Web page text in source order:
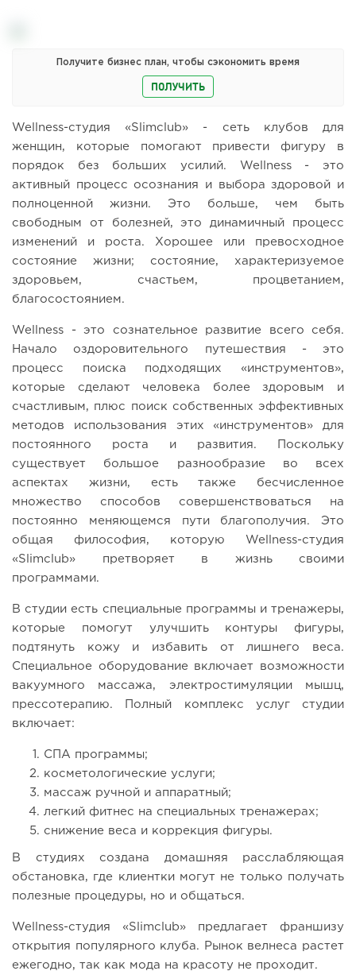
Получите бизнес план, чтобы сэкономить время
ПОЛУЧИТЬ
Wellness-студия «Slimclub» - сеть клубов для
женщин, которые помогают привести фигуру в
порядок без больших усилий. Wellness - это
активный процесс осознания и выбора здоровой и
полноценной жизни. Это больше, чем быть
свободным от болезней, это динамичный процесс
изменений и роста. Хорошее или превосходное
состояние жизни; состояние, характеризуемое
здоровьем, счастьем, процветанием,
благосостоянием.
Wellness - это сознательное развитие всего себя.
Начало оздоровительного путешествия - это
процесс поиска подходящих «инструментов»,
которые сделают человека более здоровым и
счастливым, плюс поиск собственных эффективных
методов использования этих «инструментов» для
постоянного роста и развития. Поскольку
существует большое разнообразие во всех
аспектах жизни, есть также бесчисленное
множество способов совершенствоваться на
постоянно меняющемся пути благополучия. Это
общая философия, которую Wellness-студия
«Slimclub» претворяет в жизнь своими
программами.
В студии есть специальные программы и тренажеры,
которые помогут улучшить контуры фигуры,
подтянуть кожу и избавить от лишнего веса.
Специальное оборудование включает возможности
вакуумного массажа, электростимуляции мышц,
прессотерапию. Полный комплекс услуг студии
включает:
СПА программы;
косметологические услуги;
массаж ручной и аппаратный;
легкий фитнес на специальных тренажерах;
снижение веса и коррекция фигуры.
В студиях создана домашняя расслабляющая
обстановка, где клиентки могут не только получать
полезные процедуры, но и общаться.
Wellness-студия «Slimclub» предлагает франшизу
открытия популярного клуба. Рынок велнеса растет
ежегодно, так как мода на красоту не проходит.